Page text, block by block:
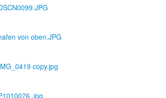
von oben.JPG
copy.jpg
.jpg